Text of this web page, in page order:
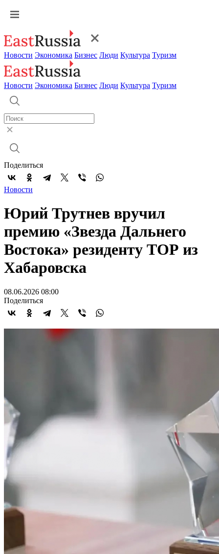
Новости Экономика Бизнес Люди Культура Туризм
Новости Экономика Бизнес Люди Культура Туризм
Поделиться
Новости
Юрий Трутнев вручил
премию «Звезда Дальнего
Востока» резиденту ТОР из
Хабаровска
08.06.2026 08:00
Поделиться